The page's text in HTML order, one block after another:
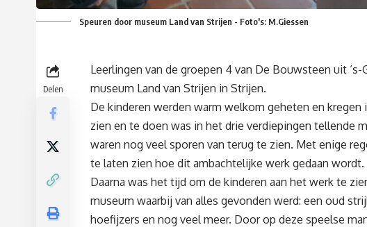
Speuren door museum Land van Strijen - Foto's: M.Giessen
Delen
Leerlingen van de groepen 4 van De Bouwsteen uit
museum Land van Strijen in Strijen.
De kinderen werden warm welkom geheten en
zien en te doen was in het drie verdiepingen tellende
waren nog veel sporen van terug te zien. Met enige
te laten zien hoe dit ambachtelijke werk gedaan wordt.
Daarna was het tijd om de kinderen aan het werk te
museum waarbij van alles gevonden werd: een oud
hoefijzers en nog veel meer. Door op deze speelse